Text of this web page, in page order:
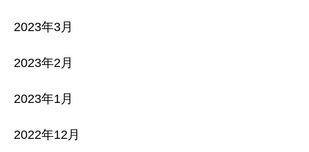
2023年3月
2023年2月
2023年1月
2022年12月